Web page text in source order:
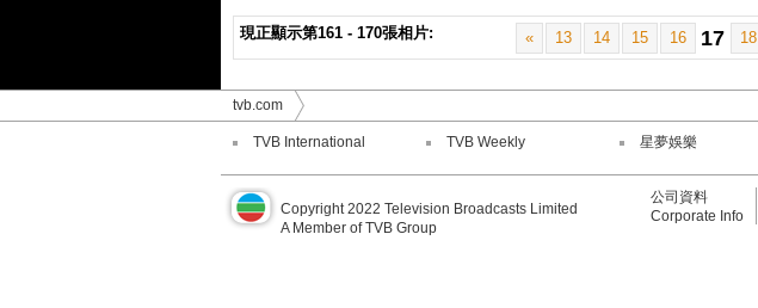
現正顯示第161 - 170張相片: « 13 14 15 16 17 18
tvb.com
TVB International TVB Weekly 星夢娛樂
Copyright 2022 Television Broadcasts Limited
A Member of TVB Group
公司資料
Corporate Info